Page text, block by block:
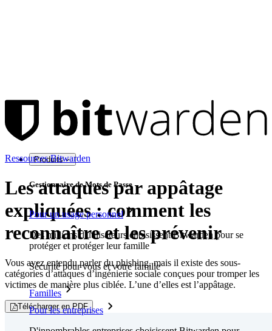
Produits
Gestionnaire de Mots de Passe
Pour un usage personnel
Des millions d'utilisateurs choisissent Bitwarden pour se
protéger et protéger leur famille
Sécurité pour vous et votre famille
Familles
Pour les entreprises
Ressources Bitwarden
Les attaques par appâtage
expliquées : comment les
reconnaître et les prévenir
Vous avez entendu parler du phishing, mais il existe des sous-
catégories d’attaques d’ingénierie sociale conçues pour tromper les
victimes de manière plus ciblée. L’une d’elles est l’appâtage.
Télécharger en PDF